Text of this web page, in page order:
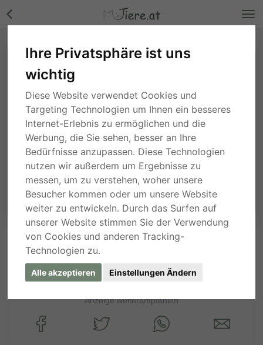
Ihre Privatsphäre ist uns
wichtig
Diese Website verwendet Cookies und
Targeting Technologien um Ihnen ein besseres
Internet-Erlebnis zu ermöglichen und die
Werbung, die Sie sehen, besser an Ihre
Bedürfnisse anzupassen. Diese Technologien
nutzen wir außerdem um Ergebnisse zu
messen, um zu verstehen, woher unsere
Besucher kommen oder um unsere Website
weiter zu entwickeln. Durch das Surfen auf
unserer Website stimmen Sie der Verwendung
von Cookies und anderen Tracking-
Technologien zu.
Alle akzeptieren Einstellungen Ändern
ANFRAGE AN DEN ANBIETER
Anzeige weiterempfehlen